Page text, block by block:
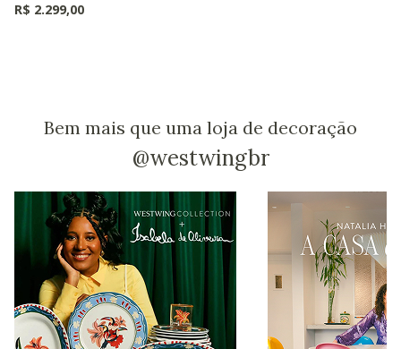
R$ 2.299,00
Bem mais que uma loja de decoração
@westwingbr